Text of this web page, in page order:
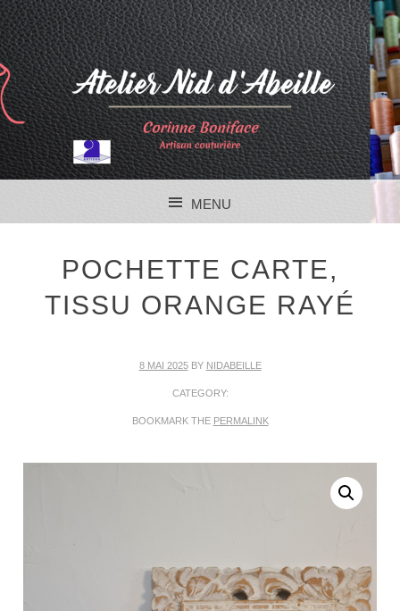
MENU
POCHETTE CARTE,
TISSU ORANGE RAYÉ
8 MAI 2025BY NIDABEILLE
CATEGORY:
BOOKMARK THE PERMALINK